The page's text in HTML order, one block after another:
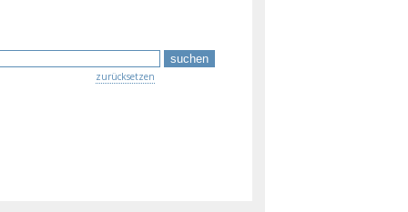
zurücksetzen